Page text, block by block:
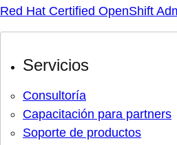
Red Hat Certified OpenShift
Servicios
Consultoría
Capacitación para partners
Soporte de productos